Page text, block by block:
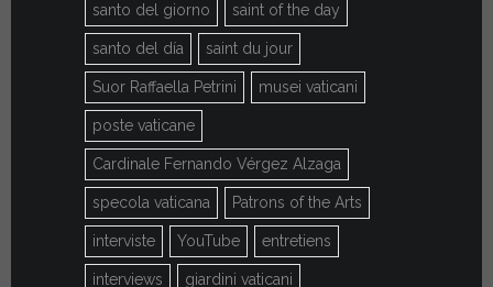
santo del giorno saint of the day
santo del día saint du jour
Suor Raffaella Petrini musei vaticani
poste vaticane
Cardinale Fernando Vérgez Alzaga
specola vaticana Patrons of the Arts
interviste YouTube entretiens
interviews giardini vaticani